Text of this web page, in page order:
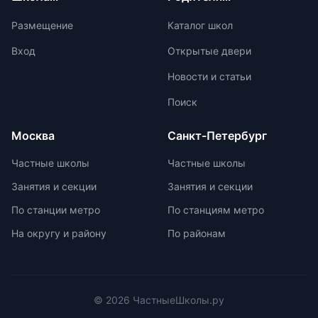
возможности семьи. Важно
проверить наличие
государственной аккредитации,
лямки с регулируемыми
креплениями. Изделие должно
быть прочным, с дышащей
подкладкой, водоотталкивающей
При выборе ранца проверяйте
Размещение
Вход
Каталог школ
Открытые двери
Новости и статьи
Поиск
Москва
Частные школы
Занятия и секции
По станции метро
На округу и району
Санкт-Петербург
Частные школы
Занятия и секции
По станциям метро
По районам
© 2026 ЧастныеШколы.ру